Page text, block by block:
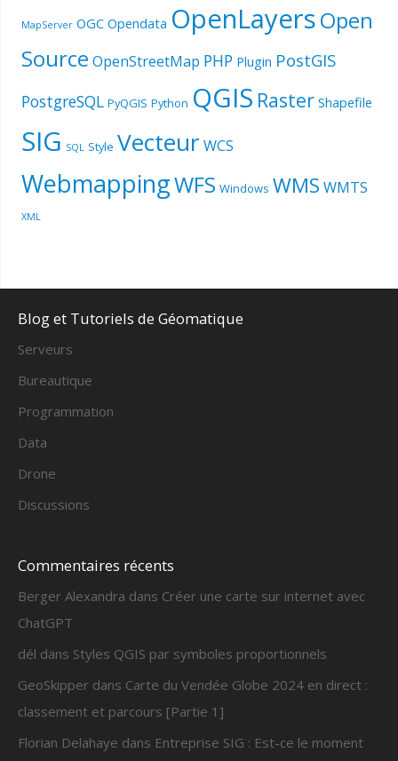
MapServer OGC Opendata OpenLayersOpen
Source OpenStreetMap PHP Plugin PostGIS
PostgreSQL PyQGIS Python QGIS Raster Shapefile
SIG SQL Style Vecteur WCS
WebmappingWFS Windows WMS WMTS
XML
Blog et Tutoriels de Géomatique
Serveurs
Bureautique
Programmation
Data
Drone
Discussions
Commentaires récents
Berger Alexandra dans Créer une carte sur internet avec
ChatGPT
dél dans Styles QGIS par symboles proportionnels
GeoSkipper dans Carte du Vendée Globe 2024 en direct :
classement et parcours [Partie 1]
Florian Delahaye dans Entreprise SIG : Est-ce le moment